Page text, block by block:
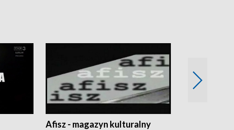
Afisz - magazyn kulturalny